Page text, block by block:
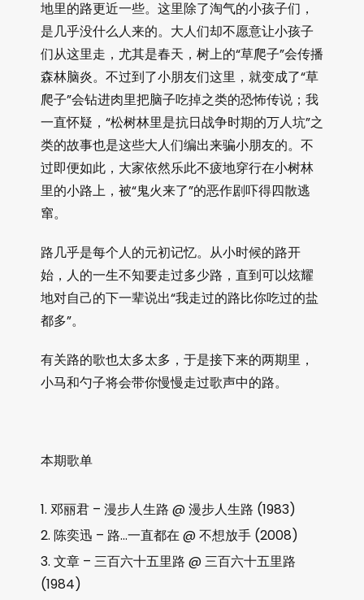
地里的路更近一些。这里除了淘气的小孩子们，
是几乎没什么人来的。大人们却不愿意让小孩子
们从这里走，尤其是春天，树上的“草爬子”会传播
森林脑炎。不过到了小朋友们这里，就变成了“草
爬子”会钻进肉里把脑子吃掉之类的恐怖传说；我
一直怀疑，“松树林里是抗日战争时期的万人坑”之
类的故事也是这些大人们编出来骗小朋友的。不
过即便如此，大家依然乐此不疲地穿行在小树林
里的小路上，被“鬼火来了”的恶作剧吓得四散逃
窜。
路几乎是每个人的元初记忆。从小时候的路开
始，人的一生不知要走过多少路，直到可以炫耀
地对自己的下一辈说出“我走过的路比你吃过的盐
都多”。
有关路的歌也太多太多，于是接下来的两期里，
小马和勺子将会带你慢慢走过歌声中的路。
本期歌单
邓丽君 – 漫步人生路 @ 漫步人生路 (1983)
陈奕迅 – 路…一直都在 @ 不想放手 (2008)
文章 – 三百六十五里路 @ 三百六十五里路
(1984)